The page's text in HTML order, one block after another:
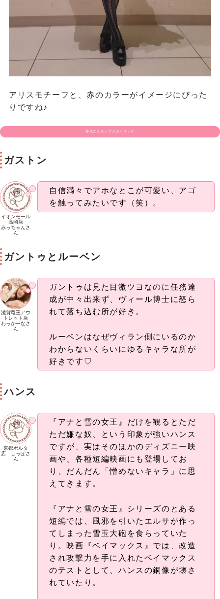
アリスモチーフと、赤のカラーがイメージにぴった
りですね♪
香代のスタッフスタイリング
ガストン
イオンモール
高岡店
みっちゃんさ
ん
自信満々でアホなとこが可愛い、アゴ
を触ってみたいです（笑）。
ガントゥとルーベン
滋賀竜王アウ
トレット店
わっかーなさ
ん
ガントゥは見た目激ツヨなのに任務達
成が中々出来ず、ヴィール博士に怒ら
れて落ち込む所が好き。
ルーベンはなぜヴィラン側にいるのか
わからないくらいにゆるキャラな所が
好きです♡
ハンス
京都ポルタ
店 しっぽさ
ん
『アナと雪の女王』だけを観るとただ
ただ嫌な奴、という印象が強いハンス
ですが、実はそのほかのディズニー映
画や、各種短編映画にも登場してお
り、だんだん「憎めないキャラ」に思
えてきます。
『アナと雪の女王』シリーズのとある
短編では、風邪を引いたエルサが作っ
てしまった雪玉大砲を食らっていた
り。映画『ベイマックス』では、改造
され攻撃力を手に入れたベイマックス
のテストとして、ハンスの銅像が壊さ
れていたり。